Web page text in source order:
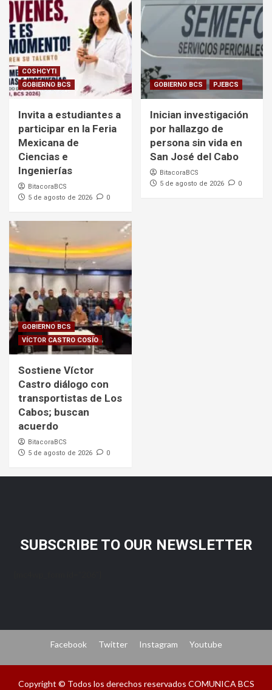
COSHCYTI
GOBIERNO BCS
Invita a estudiantes a
participar en la Feria
Mexicana de
Ciencias e
Ingenierías
BitacoraBCS
5 de agosto de 2026
0
GOBIERNO BCS PJEBCS
Inician investigación
por hallazgo de
persona sin vida en
San José del Cabo
BitacoraBCS
5 de agosto de 2026
0
GOBIERNO BCS
VÍCTOR CASTRO COSÍO
Sostiene Víctor
Castro diálogo con
transportistas de Los
Cabos; buscan
acuerdo
BitacoraBCS
5 de agosto de 2026
0
SUBSCRIBE TO OUR NEWSLETTER
Facebook Twitter Instagram Youtube
Copyright © Todos los derechos reservados COMUNICA BCS